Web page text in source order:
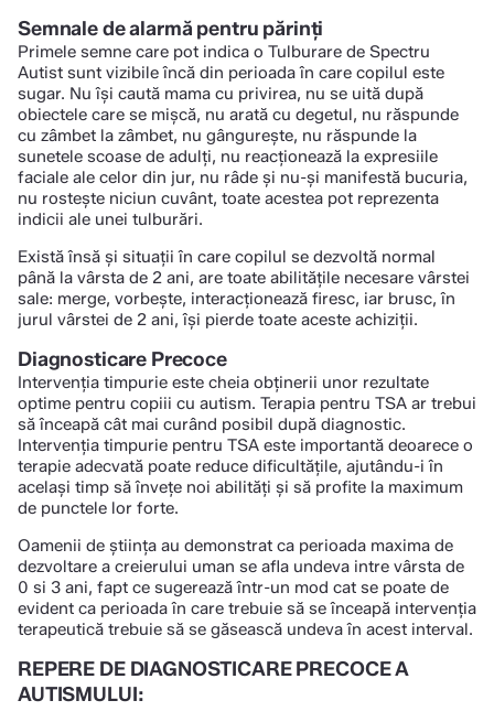
Semnale de alarmă pentru părinţi
Primele semne care pot indica o Tulburare de Spectru
Autist sunt vizibile încă din perioada în care copilul este
sugar. Nu îşi caută mama cu privirea, nu se uită după
obiectele care se mișcă, nu arată cu degetul, nu răspunde
cu zâmbet la zâmbet, nu gângureşte, nu răspunde la
sunetele scoase de adulţi, nu reacționează la expresiile
faciale ale celor din jur, nu râde şi nu-şi manifestă bucuria,
nu rostește niciun cuvânt, toate acestea pot reprezenta
indicii ale unei tulburări.
Există însă şi situaţii în care copilul se dezvoltă normal
până la vârsta de 2 ani, are toate abilitățile necesare vârstei
sale: merge, vorbeşte, interacţionează firesc, iar brusc, în
jurul vârstei de 2 ani, îşi pierde toate aceste achiziții.
Diagnosticare Precoce
Intervenția timpurie este cheia obținerii unor rezultate
optime pentru copiii cu autism. Terapia pentru TSA ar trebui
să înceapă cât mai curând posibil după diagnostic.
Intervenția timpurie pentru TSA este importantă deoarece o
terapie adecvată poate reduce dificultățile, ajutându-i în
același timp să învețe noi abilități și să profite la maximum
de punctele lor forte.
Oamenii de știința au demonstrat ca perioada maxima de
dezvoltare a creierului uman se afla undeva intre vârsta de
0 si 3 ani, fapt ce sugerează într-un mod cat se poate de
evident ca perioada în care trebuie să se înceapă intervenția
terapeutică trebuie să se găsească undeva în acest interval.
REPERE DE DIAGNOSTICARE PRECOCE A
AUTISMULUI: